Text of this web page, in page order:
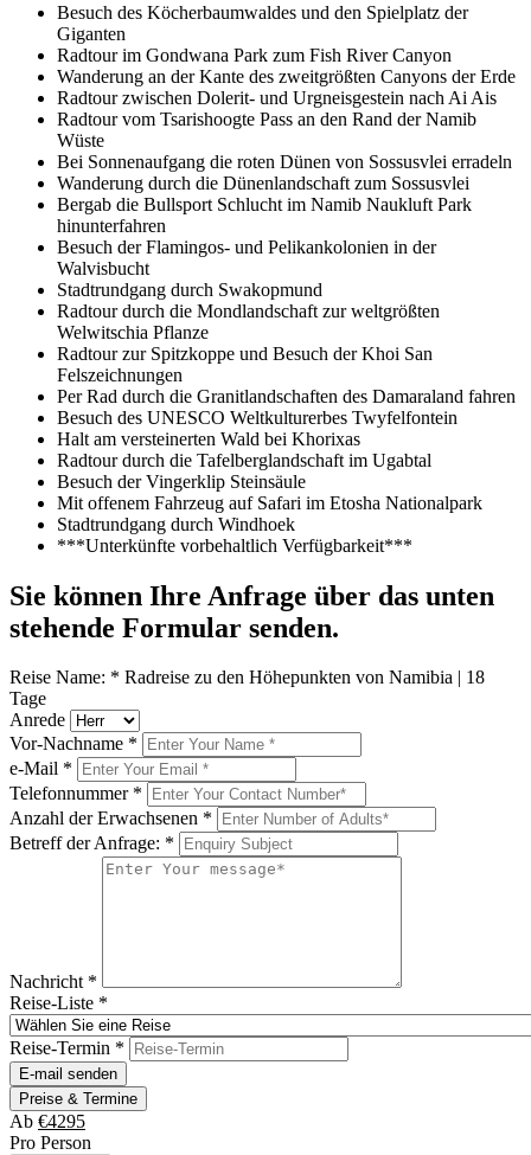
Besuch des Köcherbaumwaldes und den Spielplatz der
Giganten
Radtour im Gondwana Park zum Fish River Canyon
Wanderung an der Kante des zweitgrößten Canyons der Erde
Radtour zwischen Dolerit- und Urgneisgestein nach Ai Ais
Radtour vom Tsarishoogte Pass an den Rand der Namib
Wüste
Bei Sonnenaufgang die roten Dünen von Sossusvlei erradeln
Wanderung durch die Dünenlandschaft zum Sossusvlei
Bergab die Bullsport Schlucht im Namib Naukluft Park
hinunterfahren
Besuch der Flamingos- und Pelikankolonien in der
Walvisbucht
Stadtrundgang durch Swakopmund
Radtour durch die Mondlandschaft zur weltgrößten
Welwitschia Pflanze
Radtour zur Spitzkoppe und Besuch der Khoi San
Felszeichnungen
Per Rad durch die Granitlandschaften des Damaraland fahren
Besuch des UNESCO Weltkulturerbes Twyfelfontein
Halt am versteinerten Wald bei Khorixas
Radtour durch die Tafelberglandschaft im Ugabtal
Besuch der Vingerklip Steinsäule
Mit offenem Fahrzeug auf Safari im Etosha Nationalpark
Stadtrundgang durch Windhoek
***Unterkünfte vorbehaltlich Verfügbarkeit***
Sie können Ihre Anfrage über das unten
stehende Formular senden.
Reise Name: * Radreise zu den Höhepunkten von Namibia | 18
Tage
Anrede
Vor-Nachname *
e-Mail *
Telefonnummer *
Anzahl der Erwachsenen *
Betreff der Anfrage: *
Nachricht *
Reise-Liste *
Reise-Termin *
E-mail senden
Preise & Termine
Ab €4295
Pro Person